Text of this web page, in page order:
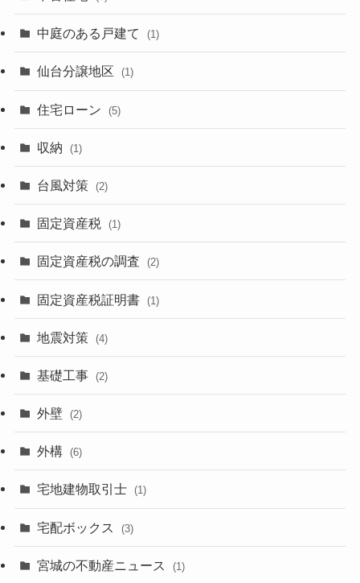
中庭のある戸建て (1)
仙台分譲地区 (1)
住宅ローン (5)
収納 (1)
台風対策 (2)
固定資産税 (1)
固定資産税の調査 (2)
固定資産税証明書 (1)
地震対策 (4)
基礎工事 (2)
外壁 (2)
外構 (6)
宅地建物取引士 (1)
宅配ボックス (3)
宮城の不動産ニュース (1)